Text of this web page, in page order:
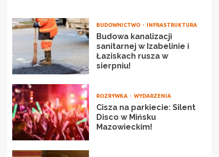
BUDOWNICTWO INFRASTRUKTURA
Budowa kanalizacji
sanitarnej w Izabelinie i
Łaziskach rusza w
sierpniu!
ROZRYWKA WYDARZENIA
Cisza na parkiecie: Silent
Disco w Mińsku
Mazowieckim!